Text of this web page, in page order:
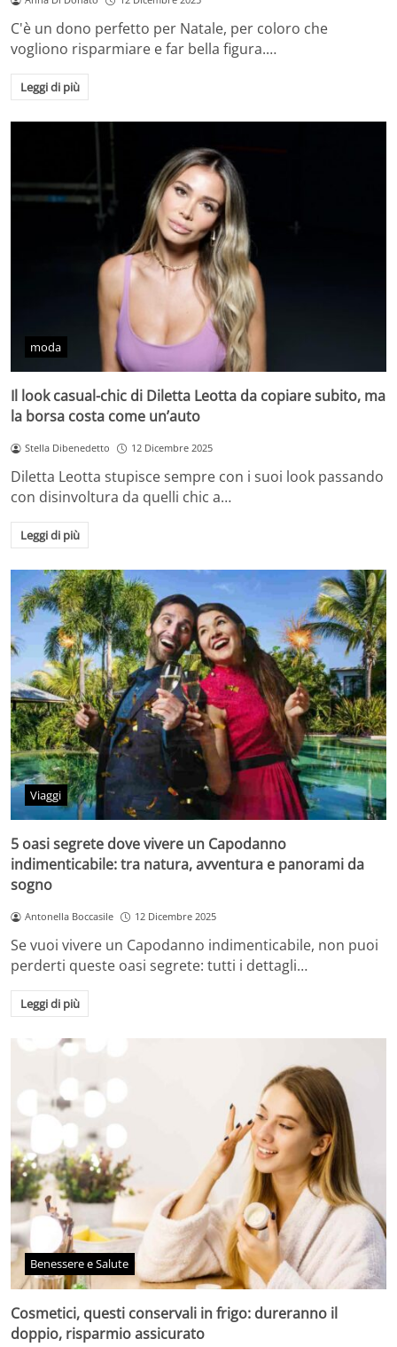
C'è un dono perfetto per Natale, per coloro che
vogliono risparmiare e far bella figura.…
Leggi di più
moda
Il look casual-chic di Diletta Leotta da copiare subito, ma
la borsa costa come un’auto
Stella Dibenedetto 12 Dicembre 2025
Diletta Leotta stupisce sempre con i suoi look passando
con disinvoltura da quelli chic a…
Leggi di più
Viaggi
5 oasi segrete dove vivere un Capodanno
indimenticabile: tra natura, avventura e panorami da
sogno
Antonella Boccasile 12 Dicembre 2025
Se vuoi vivere un Capodanno indimenticabile, non puoi
perderti queste oasi segrete: tutti i dettagli…
Leggi di più
Benessere e Salute
Cosmetici, questi conservali in frigo: dureranno il
doppio, risparmio assicurato